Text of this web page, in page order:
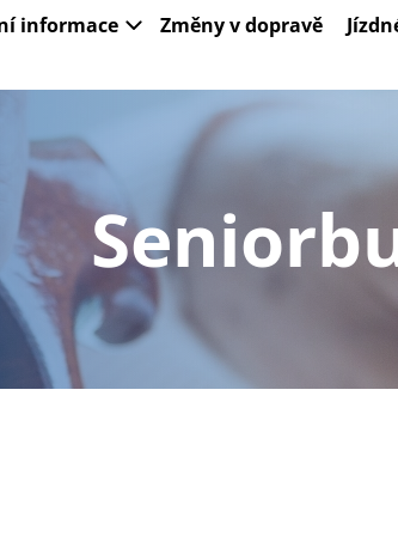
informace Změny v dopravě